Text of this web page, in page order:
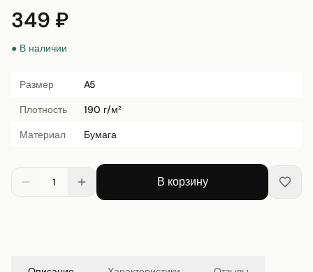
349 ₽
● В наличии
Размер
A5
Плотность
190 г/м²
Материал
Бумага
1 В корзину